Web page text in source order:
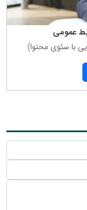
عمومی
با سئوی محتوا)